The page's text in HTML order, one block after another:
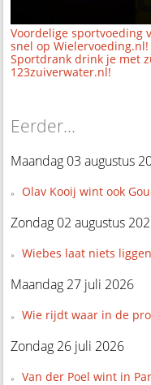
Voordelige sportvoeding
snel op Wielervoeding.nl!
Sportdrank drink je met
123zuiverwater.nl!
Eerder...
Maandag 03 augustus
Olav Kooij wint ook
Zondag 02 augustus
Wiebes laat niets
Maandag 27 juli 2026
Wie rijdt waar in de
Zondag 26 juli 2026
Van der Poel wint in